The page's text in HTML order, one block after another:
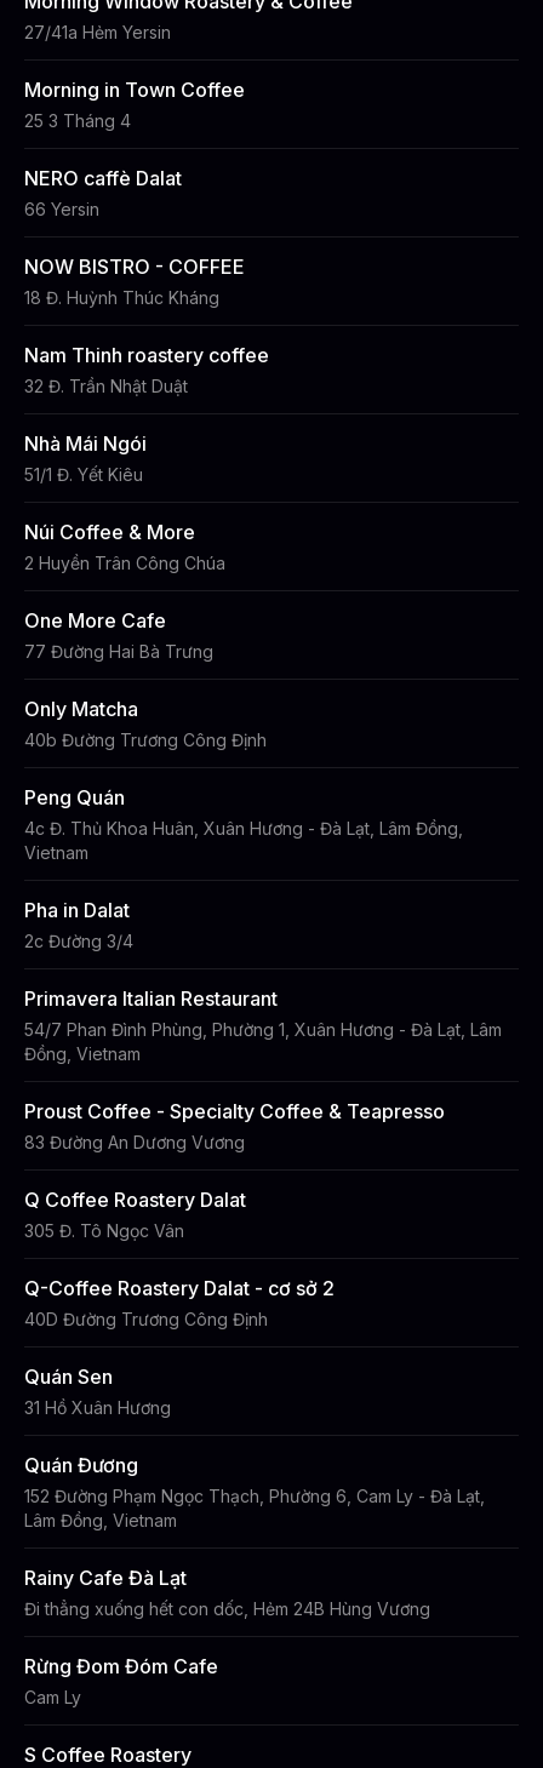
27/41a Hẻm Yersin
Morning in Town Coffee
25 3 Tháng 4
NERO caffè Dalat
66 Yersin
NOW BISTRO - COFFEE
18 Đ. Huỳnh Thúc Kháng
Nam Thinh roastery coffee
32 Đ. Trần Nhật Duật
Nhà Mái Ngói
51/1 Đ. Yết Kiêu
Núi Coffee & More
2 Huyền Trân Công Chúa
One More Cafe
77 Đường Hai Bà Trưng
Only Matcha
40b Đường Trương Công Định
Peng Quán
4c Đ. Thủ Khoa Huân, Xuân Hương - Đà Lạt, Lâm Đồng,
Vietnam
Pha in Dalat
2c Đường 3/4
Primavera Italian Restaurant
54/7 Phan Đình Phùng, Phường 1, Xuân Hương - Đà Lạt, Lâm
Đồng, Vietnam
Proust Coffee - Specialty Coffee & Teapresso
83 Đường An Dương Vương
Q Coffee Roastery Dalat
305 Đ. Tô Ngọc Vân
Q-Coffee Roastery Dalat - cơ sở 2
40D Đường Trương Công Định
Quán Sen
31 Hồ Xuân Hương
Quán Đương
152 Đường Phạm Ngọc Thạch, Phường 6, Cam Ly - Đà Lạt,
Lâm Đồng, Vietnam
Rainy Cafe Đà Lạt
Đi thẳng xuống hết con dốc, Hẻm 24B Hùng Vương
Rừng Đom Đóm Cafe
Cam Ly
S Coffee Roastery